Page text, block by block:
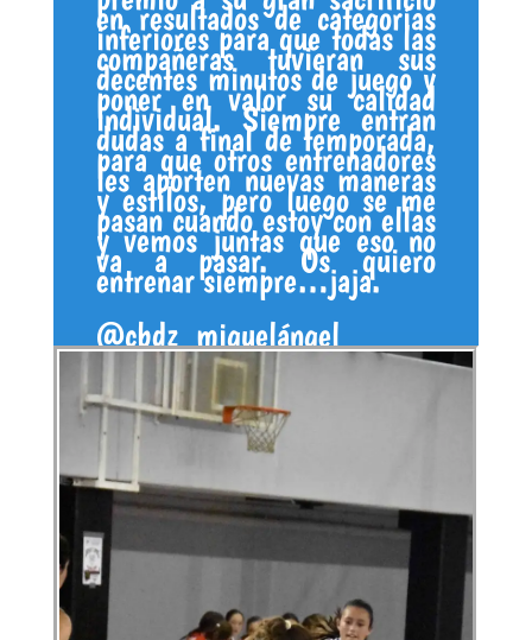
en resultados de categorías
inferiores para que todas las
compañeras tuvieran sus
decentes minutos de juego y
poner en valor su calidad
individual. Siempre entran
dudas a final de temporada,
para que otros entrenadores
les aporten nuevas maneras
y estilos, pero luego se me
pasan cuando estoy con ellas
y vemos juntas que eso no
va a pasar. Os quiero
entrenar siempre…jaja.
@cbdz_miguelángel